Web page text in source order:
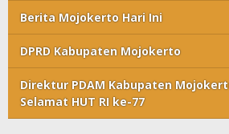
Berita Mojokerto Hari Ini
DPRD Kabupaten Mojokerto
Direktur PDAM Kabupaten
Selamat HUT RI ke-77